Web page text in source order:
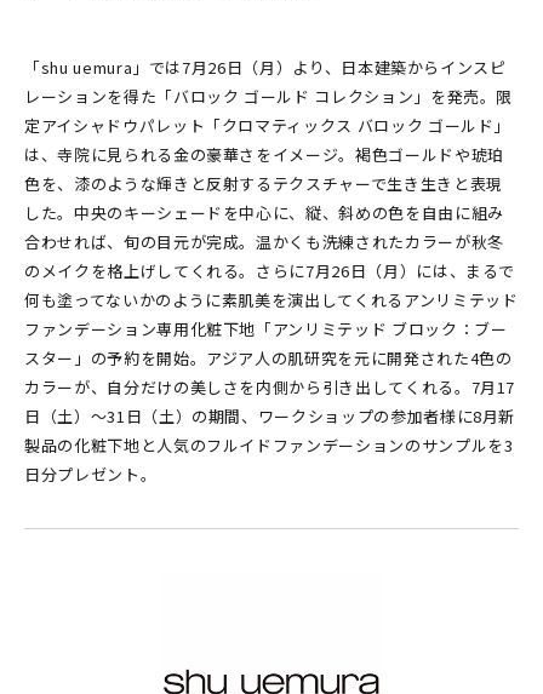
「shu uemura」では7月26日（月）より、日本建築からインスピ
レーションを得た「バロック ゴールド コレクション」を発売。限
定アイシャドウパレット「クロマティックス バロック ゴールド」
は、寺院に見られる金の豪華さをイメージ。褐色ゴールドや琥珀
色を、漆のような輝きと反射するテクスチャーで生き生きと表現
した。中央のキーシェードを中心に、縦、斜めの色を自由に組み
合わせれば、旬の目元が完成。温かくも洗練されたカラーが秋冬
のメイクを格上げしてくれる。さらに7月26日（月）には、まるで
何も塗ってないかのように素肌美を演出してくれるアンリミテッド
ファンデーション専用化粧下地「アンリミテッド ブロック：ブー
スター」の予約を開始。アジア人の肌研究を元に開発された4色の
カラーが、自分だけの美しさを内側から引き出してくれる。7月17
日（土）〜31日（土）の期間、ワークショップの参加者様に8月新
製品の化粧下地と人気のフルイドファンデーションのサンプルを3
日分プレゼント。